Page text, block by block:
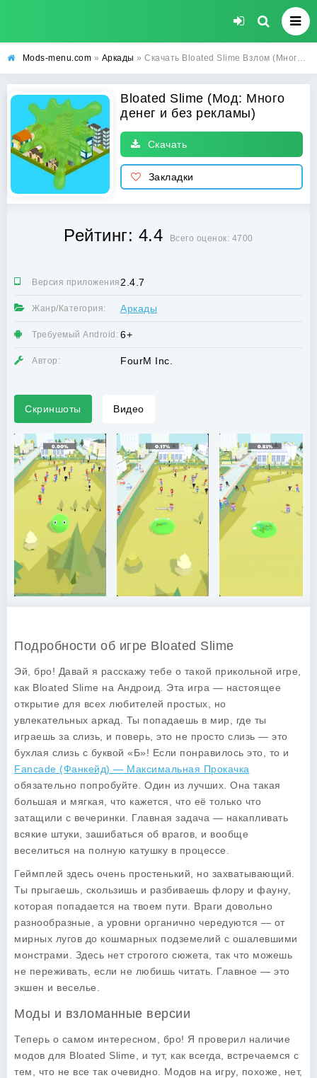
Mods-menu.com » Аркады » Скачать Bloated Slime Взлом (Много денег и без рекламы) на Андроид бесплатно
Bloated Slime (Мод: Много
денег и без рекламы)
Скачать
Закладки
Рейтинг: 4.4 Всего оценок: 4700
Версия приложения:2.4.7
Жанр/Категория: Аркады
Требуемый Android: 6+
Автор: FourM Inc.
Скриншоты Видео
Подробности об игре Bloated Slime
Эй, бро! Давай я расскажу тебе о такой прикольной игре,
как Bloated Slime на Андроид. Эта игра — настоящее
открытие для всех любителей простых, но
увлекательных аркад. Ты попадаешь в мир, где ты
играешь за слизь, и поверь, это не просто слизь — это
бухлая слизь с буквой «Б»! Если понравилось это, то и
Fancade (Фанкейд) — Максимальная Прокачка
обязательно попробуйте. Один из лучших. Она такая
большая и мягкая, что кажется, что её только что
затащили с вечеринки. Главная задача — накапливать
всякие штуки, зашибаться об врагов, и вообще
веселиться на полную катушку в процессе.
Геймплей здесь очень простенький, но захватывающий.
Ты прыгаешь, скользишь и разбиваешь флору и фауну,
которая попадается на твоем пути. Враги довольно
разнообразные, а уровни органично чередуются — от
мирных лугов до кошмарных подземелий с ошалевшими
монстрами. Здесь нет строгого сюжета, так что можешь
не переживать, если не любишь читать. Главное — это
экшен и веселье.
Моды и взломанные версии
Теперь о самом интересном, бро! Я проверил наличие
модов для Bloated Slime , и тут, как всегда, встречаемся с
тем, что не все так очевидно. Модов на игру, похоже, нет,